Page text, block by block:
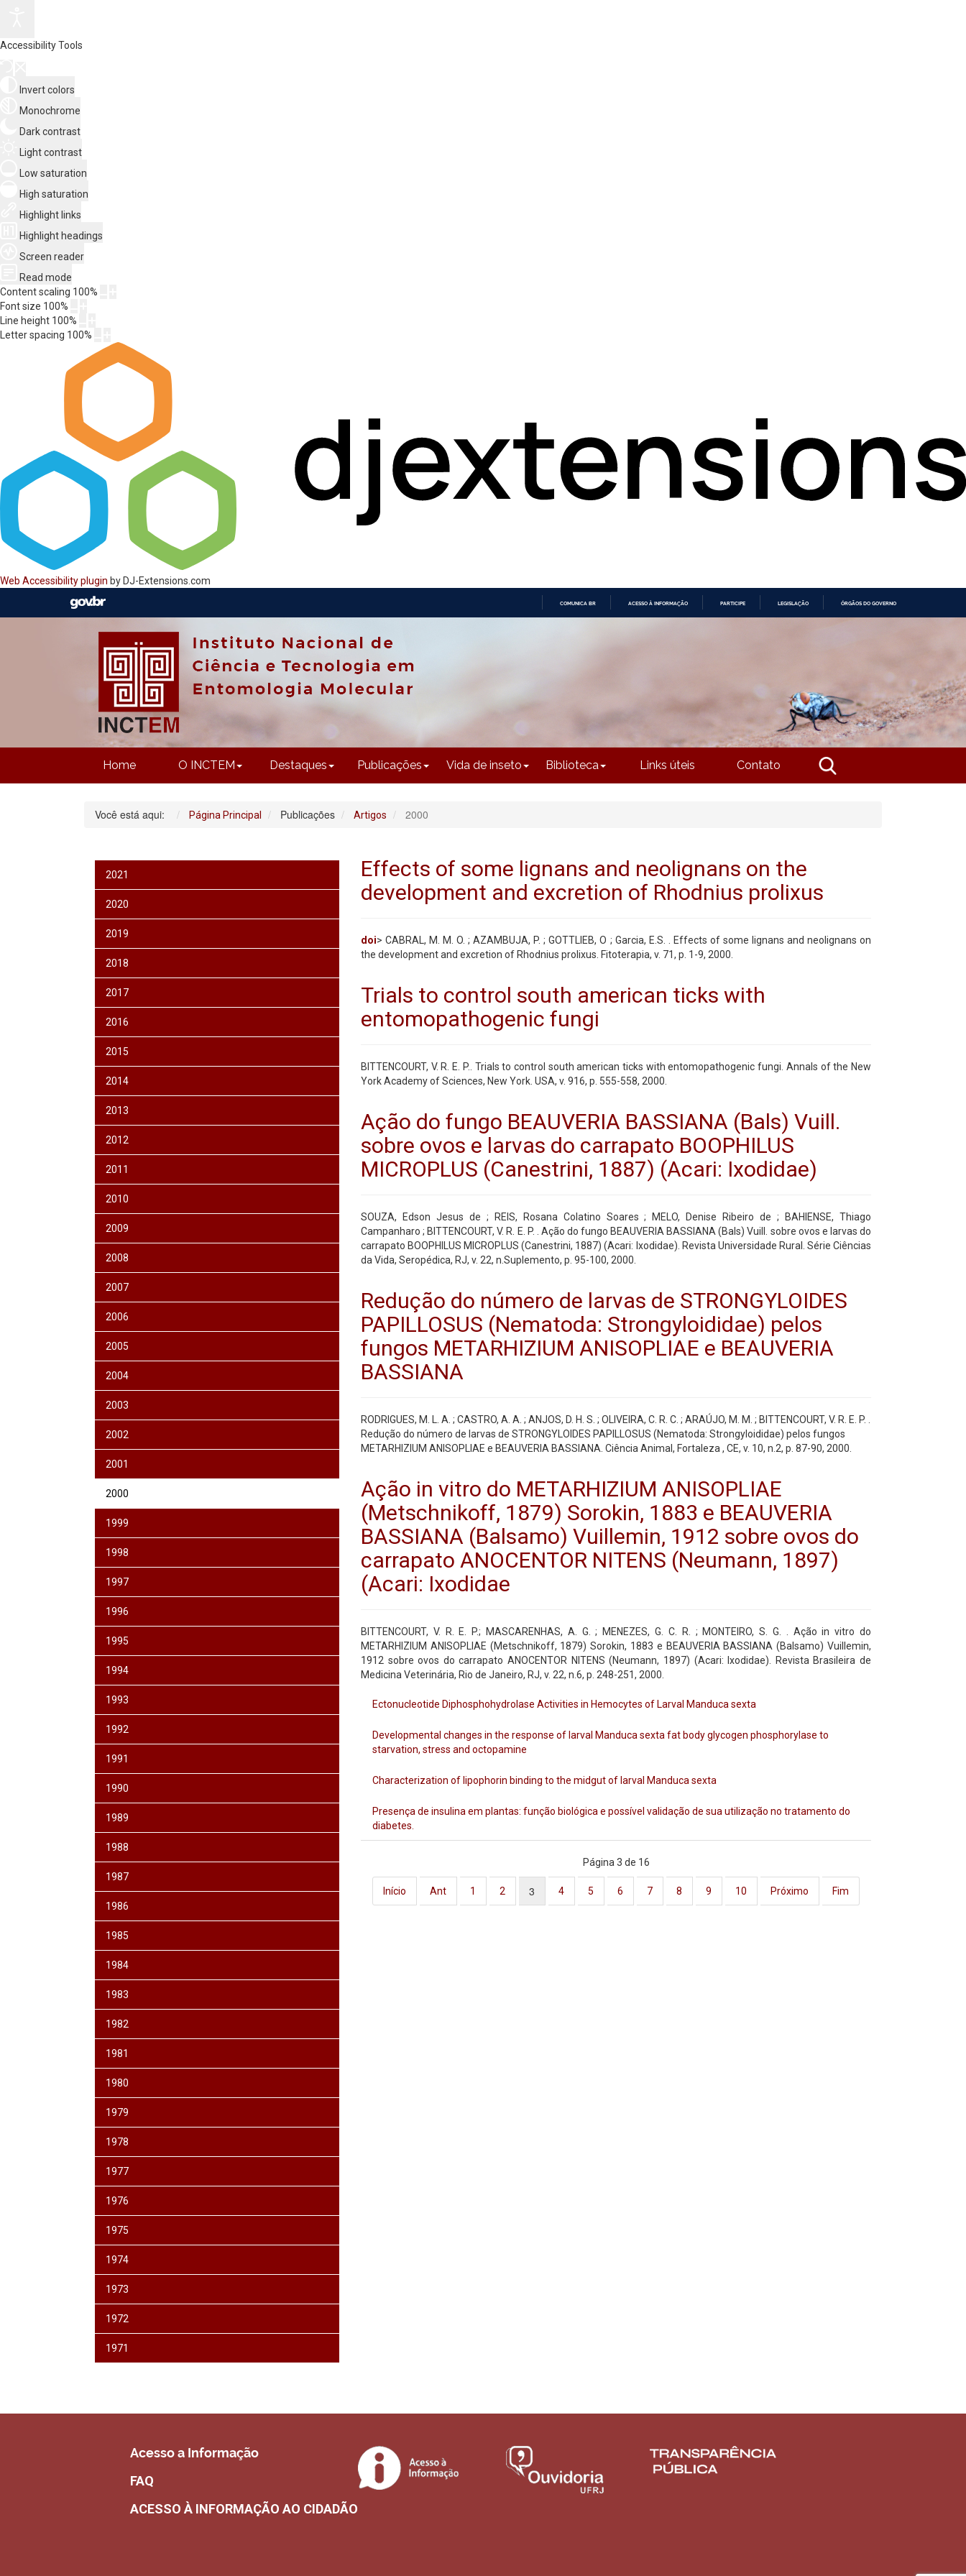
Accessibility Tools
Invert colors
Monochrome
Dark contrast
Light contrast
Low saturation
High saturation
Highlight links
Highlight headings
Screen reader
Read mode
Content scaling 100%
Font size 100%
Line height 100%
Letter spacing 100%
Web Accessibility plugin by DJ-Extensions.com
COMUNICA BR ACESSO À INFORMAÇÃO PARTICIPE LEGISLAÇÃO ÓRGÃOS DO GOVERNO
Home O INCTEM Destaques Publicações Vida de inseto Biblioteca Links úteis Contato
Você está aqui: Página Principal Publicações Artigos 2000
2021
2020
2019
2018
2017
2016
2015
2014
2013
2012
2011
2010
2009
2008
2007
2006
2005
2004
2003
2002
2001
2000
1999
1998
1997
1996
1995
1994
1993
1992
1991
1990
1989
1988
1987
1986
1985
1984
1983
1982
1981
1980
1979
1978
1977
1976
1975
1974
1973
1972
1971
Effects of some lignans and neolignans on the
development and excretion of Rhodnius prolixus
doi> CABRAL, M. M. O. ; AZAMBUJA, P. ; GOTTLIEB, O ; Garcia, E.S. . Effects of some lignans and neolignans on
the development and excretion of Rhodnius prolixus. Fitoterapia, v. 71, p. 1-9, 2000.
Trials to control south american ticks with
entomopathogenic fungi
BITTENCOURT, V. R. E. P.. Trials to control south american ticks with entomopathogenic fungi. Annals of the New
York Academy of Sciences, New York. USA, v. 916, p. 555-558, 2000.
Ação do fungo BEAUVERIA BASSIANA (Bals) Vuill.
sobre ovos e larvas do carrapato BOOPHILUS
MICROPLUS (Canestrini, 1887) (Acari: Ixodidae)
SOUZA, Edson Jesus de ; REIS, Rosana Colatino Soares ; MELO, Denise Ribeiro de ; BAHIENSE, Thiago
Campanharo ; BITTENCOURT, V. R. E. P. . Ação do fungo BEAUVERIA BASSIANA (Bals) Vuill. sobre ovos e larvas do
carrapato BOOPHILUS MICROPLUS (Canestrini, 1887) (Acari: Ixodidae). Revista Universidade Rural. Série Ciências
da Vida, Seropédica, RJ, v. 22, n.Suplemento, p. 95-100, 2000.
Redução do número de larvas de STRONGYLOIDES
PAPILLOSUS (Nematoda: Strongyloididae) pelos
fungos METARHIZIUM ANISOPLIAE e BEAUVERIA
BASSIANA
RODRIGUES, M. L. A. ; CASTRO, A. A. ; ANJOS, D. H. S. ; OLIVEIRA, C. R. C. ; ARAÚJO, M. M. ; BITTENCOURT, V. R. E. P. .
Redução do número de larvas de STRONGYLOIDES PAPILLOSUS (Nematoda: Strongyloididae) pelos fungos
METARHIZIUM ANISOPLIAE e BEAUVERIA BASSIANA. Ciência Animal, Fortaleza , CE, v. 10, n.2, p. 87-90, 2000.
Ação in vitro do METARHIZIUM ANISOPLIAE
(Metschnikoff, 1879) Sorokin, 1883 e BEAUVERIA
BASSIANA (Balsamo) Vuillemin, 1912 sobre ovos do
carrapato ANOCENTOR NITENS (Neumann, 1897)
(Acari: Ixodidae
BITTENCOURT, V. R. E. P.; MASCARENHAS, A. G. ; MENEZES, G. C. R. ; MONTEIRO, S. G. . Ação in vitro do
METARHIZIUM ANISOPLIAE (Metschnikoff, 1879) Sorokin, 1883 e BEAUVERIA BASSIANA (Balsamo) Vuillemin,
1912 sobre ovos do carrapato ANOCENTOR NITENS (Neumann, 1897) (Acari: Ixodidae). Revista Brasileira de
Medicina Veterinária, Rio de Janeiro, RJ, v. 22, n.6, p. 248-251, 2000.
Ectonucleotide Diphosphohydrolase Activities in Hemocytes of Larval Manduca sexta
Developmental changes in the response of larval Manduca sexta fat body glycogen phosphorylase to
starvation, stress and octopamine
Characterization of lipophorin binding to the midgut of larval Manduca sexta
Presença de insulina em plantas: função biológica e possível validação de sua utilização no tratamento do
diabetes.
Página 3 de 16
Início Ant 1 2 3 4 5 6 7 8 9 10 Próximo Fim
Acesso a Informação
FAQ
ACESSO À INFORMAÇÃO AO CIDADÃO